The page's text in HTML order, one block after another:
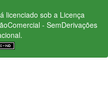
licenciado sob a Licença
- SemDerivações